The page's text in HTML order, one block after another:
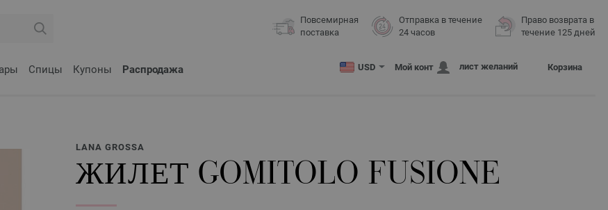
Повсемирная
поставка
Отправка в течение
24 часов
Право возврата в
течение 125 дней
Спицы Купоны Распродажа USD Мой конт лист желаний Корзина
LANA GROSSA
ЖИЛЕТ GOMITOLO FUSIONE